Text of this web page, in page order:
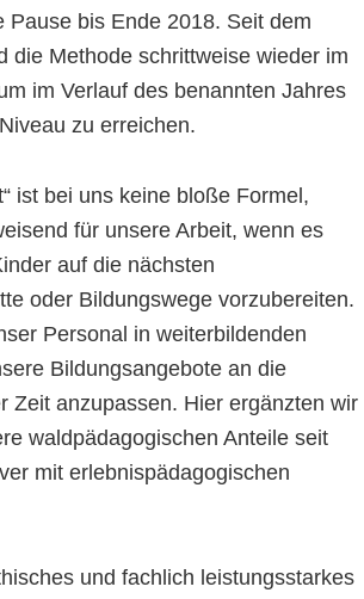
Pause bis Ende 2018. Seit dem
die Methode schrittweise wieder im
im Verlauf des benannten Jahres
zu erreichen.
ist bei uns keine bloße Formel,
für unsere Arbeit, wenn es
auf die nächsten
oder Bildungswege vorzubereiten.
Personal in weiterbildenden
Bildungsangebote an die
Zeit anzupassen. Hier ergänzten wir
waldpädagogischen Anteile seit
mit erlebnispädagogischen
und fachlich leistungsstarkes